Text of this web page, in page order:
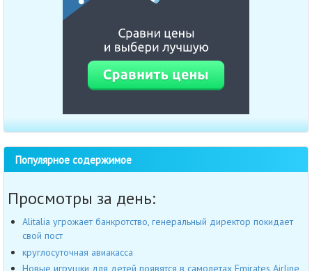
Популярное содержимое
Просмотры за день:
Alitalia угрожает банкротство, генеральный директор покидает
свой пост
круглосуточная авиакасса